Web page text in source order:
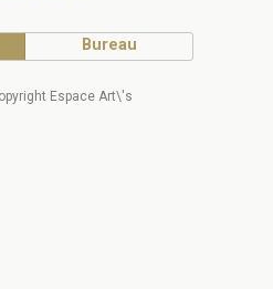
Bureau
Espace Art\'s